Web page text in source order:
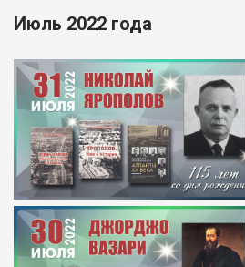
Июль 2022 года